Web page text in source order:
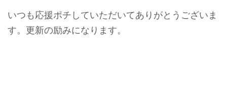
いつも応援ポチしていただいてありがとうございま
す。更新の励みになります。